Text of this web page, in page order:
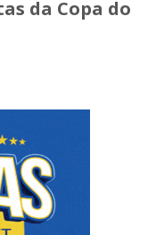
da Copa do